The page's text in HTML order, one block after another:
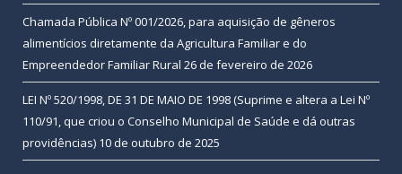
Chamada Pública Nº 001/2026, para aquisição de gêneros
alimentícios diretamente da Agricultura Familiar e do
Empreendedor Familiar Rural 26 de fevereiro de 2026
LEI Nº 520/1998, DE 31 DE MAIO DE 1998 (Suprime e altera a Lei Nº
110/91, que criou o Conselho Municipal de Saúde e dá outras
providências) 10 de outubro de 2025